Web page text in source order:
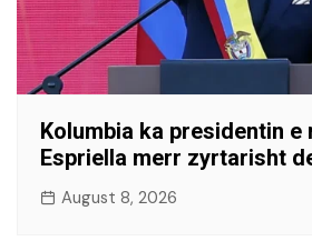
Kolumbia ka presidentin e
Espriella merr zyrtarisht
August 8, 2026